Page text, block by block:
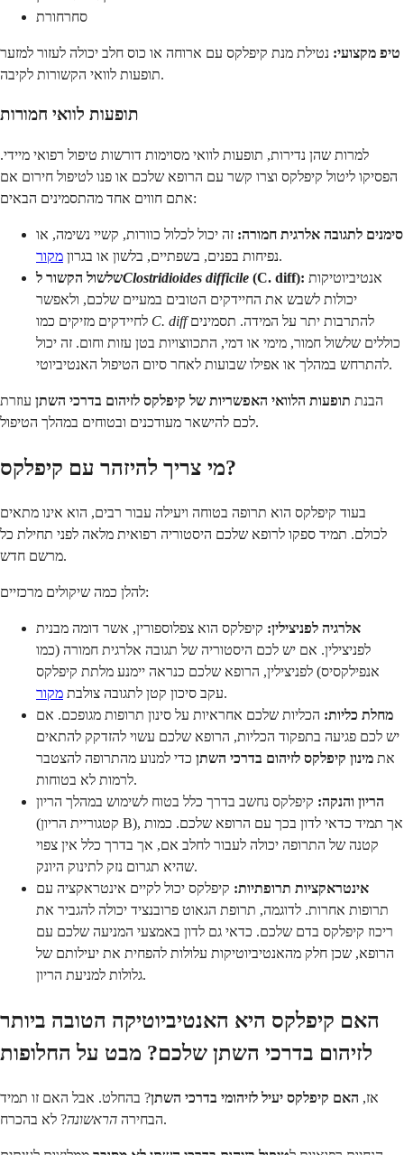
סחרחורת
טיפ מקצועי: נטילת מנת קיפלקס עם ארוחה או כוס חלב יכולה לעזור למזער
תופעות לוואי הקשורות לקיבה.
תופעות לוואי חמורות
למרות שהן נדירות, תופעות לוואי מסוימות דורשות טיפול רפואי מיידי.
הפסיקו ליטול קיפלקס וצרו קשר עם הרופא שלכם או פנו לטיפול חירום אם
אתם חווים אחד מהתסמינים הבאים:
סימנים לתגובה אלרגית חמורה: זה יכול לכלול כוורות, קשיי נשימה, או
נפיחות בפנים, בשפתיים, בלשון או בגרון מקור
.
שלשול הקשור לClostridioides difficile (C. diff):
יכולות לשבש את החיידקים הטובים במעיים שלכם, ולאפשר
C. diffלהתרבות יתר על המידה. תסמינים
כוללים שלשול חמור, מימי או דמי, התכווצויות בטן עזות וחום. זה יכול
להתרחש במהלך או אפילו שבועות לאחר סיום הטיפול האנטיביוטי.
הבנת תופעות הלוואי האפשריות של קיפלקס לזיהום בדרכי השתן עוזרת
לכם להישאר מעודכנים ובטוחים במהלך הטיפול.
מי צריך להיזהר עם קיפלקס?
בעוד קיפלקס הוא תרופה בטוחה ויעילה עבור רבים, הוא אינו מתאים
לכולם. תמיד ספקו לרופא שלכם היסטוריה רפואית מלאה לפני תחילת כל
מרשם חדש.
להלן כמה שיקולים מרכזיים:
אלרגיה לפניצילין: קיפלקס הוא צפלוספורין, אשר דומה מבנית
לפניצילין. אם יש לכם היסטוריה של תגובה אלרגית חמורה (כמו
אנפילקסיס) לפניצילין, הרופא שלכם כנראה יימנע מלתת קיפלקס
עקב סיכון קטן לתגובה צולבת מקור
.
מחלת כליות: הכליות שלכם אחראיות על סינון תרופות מגופכם. אם
יש לכם פגיעה בתפקוד הכליות, הרופא שלכם עשוי להזדקק להתאים
את מינון קיפלקס לזיהום בדרכי השתן כדי למנוע מהתרופה להצטבר
לרמות לא בטוחות.
הריון והנקה: קיפלקס נחשב בדרך כלל בטוח לשימוש במהלך הריון
(קטגוריית הריון B), אך תמיד כדאי לדון בכך עם הרופא שלכם. כמות
קטנה של התרופה יכולה לעבור לחלב אם, אך בדרך כלל אין צפוי
שהיא תגרום נזק לתינוק היונק.
אינטראקציות תרופתיות: קיפלקס יכול לקיים אינטראקציה עם
תרופות אחרות. לדוגמה, תרופת הגאוט פרובנציד יכולה להגביר את
ריכוז קיפלקס בדם שלכם. כדאי גם לדון באמצעי המניעה שלכם עם
הרופא, שכן חלק מהאנטיביוטיקות עלולות להפחית את יעילותם של
גלולות למניעת הריון.
האם קיפלקס היא האנטיביוטיקה הטובה ביותר
לזיהום בדרכי השתן שלכם? מבט על החלופות
אז, האם קיפלקס יעיל לזיהומי בדרכי השתן? בהחלט. אבל האם זו תמיד
הבחירה הראשונה ? לא בהכרח.